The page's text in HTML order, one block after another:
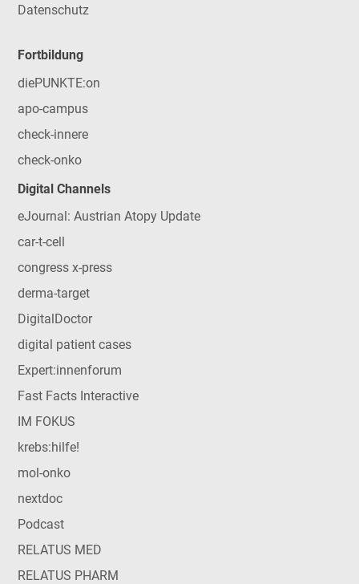
Datenschutz
Fortbildung
diePUNKTE:on
apo-campus
check-innere
check-onko
Digital Channels
eJournal: Austrian Atopy Update
car-t-cell
congress x-press
derma-target
DigitalDoctor
digital patient cases
Expert:innenforum
Fast Facts Interactive
IM FOKUS
krebs:hilfe!
mol-onko
nextdoc
Podcast
RELATUS MED
RELATUS PHARM